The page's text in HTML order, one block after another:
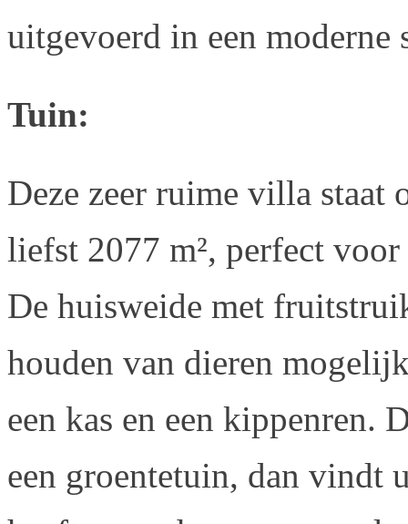
uitgevoerd in een moderne
Tuin:
Deze zeer ruime villa staat
liefst 2077 m², perfect
De huisweide met
houden van dieren
een kas en een kippenren.
een groentetuin, dan vindt